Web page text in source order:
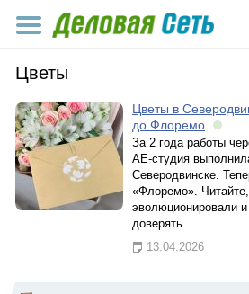
Цветы
Цветы в
до Флоремо
За 2 года работы
АЕ-студия
Северодвинске.
«Флоремо».
эволюционировали
доверять.
13.04.2026